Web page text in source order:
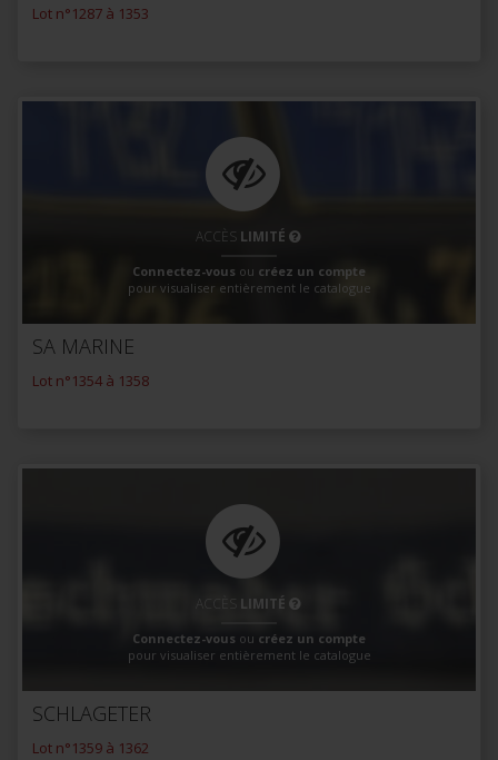
Lot n°1287 à 1353
ACCÈS LIMITÉ
Connectez-vous ou créez un compte
pour visualiser entièrement le catalogue
SA MARINE
Lot n°1354 à 1358
ACCÈS LIMITÉ
Connectez-vous ou créez un compte
pour visualiser entièrement le catalogue
SCHLAGETER
Lot n°1359 à 1362